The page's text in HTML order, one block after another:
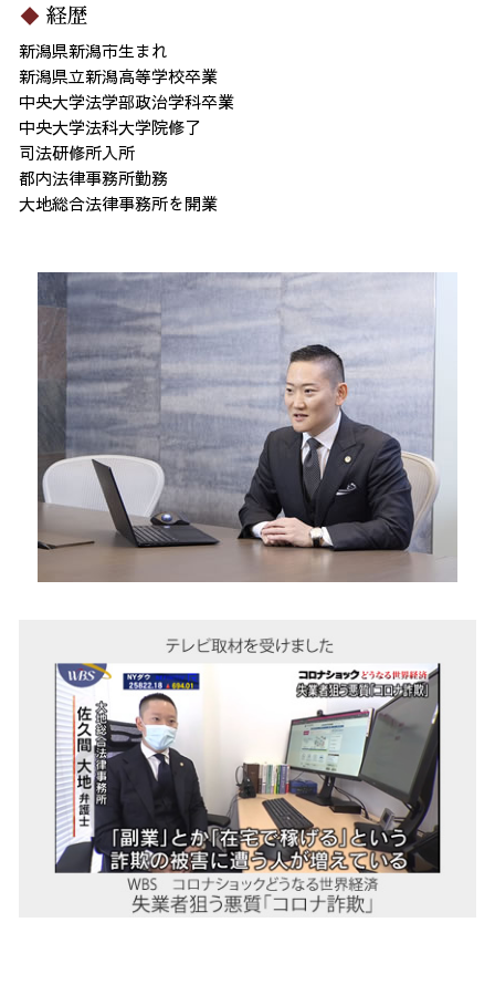
経歴
新潟県新潟市生まれ
新潟県立新潟高等学校卒業
中央大学法学部政治学科卒業
中央大学法科大学院修了
司法研修所入所
都内法律事務所勤務
大地総合法律事務所を開業